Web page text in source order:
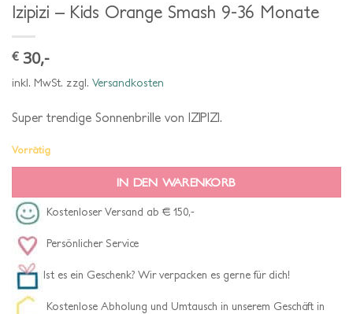
Izipizi – Kids Orange Smash 9-36 Monate
€ 30,-
inkl. MwSt. zzgl. Versandkosten
Super trendige Sonnenbrille von IZIPIZI.
Vorrätig
IN DEN WARENKORB
Kostenloser Versand ab € 150,-
Persönlicher Service
Ist es ein Geschenk? Wir verpacken es gerne für dich!
Kostenlose Abholung und Umtausch in unserem Geschäft in